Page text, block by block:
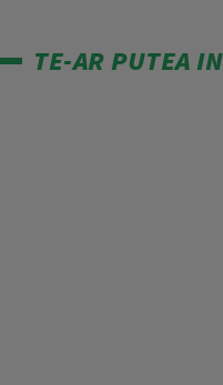
TE-AR PUTEA